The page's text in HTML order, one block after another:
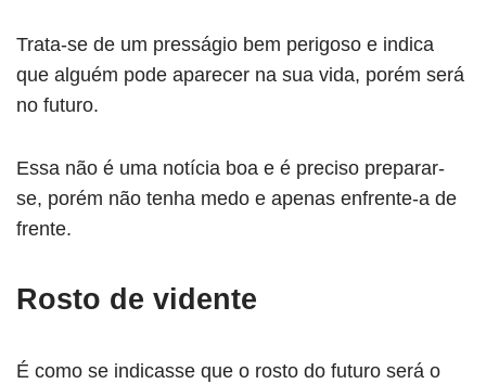
Trata-se de um presságio bem perigoso e indica
que alguém pode aparecer na sua vida, porém será
no futuro.
Essa não é uma notícia boa e é preciso preparar-
se, porém não tenha medo e apenas enfrente-a de
frente.
Rosto de vidente
É como se indicasse que o rosto do futuro será o